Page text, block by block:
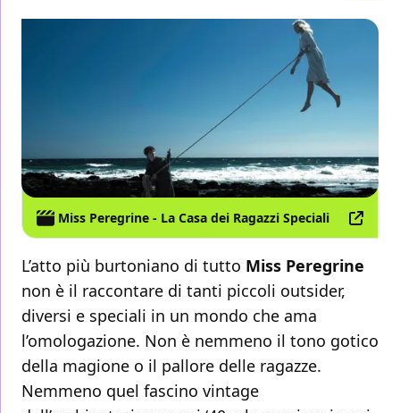
Miss Peregrine - La Casa dei Ragazzi Speciali
L’atto più burtoniano di tutto Miss Peregrine
non è il raccontare di tanti piccoli outsider,
diversi e speciali in un mondo che ama
l’omologazione. Non è nemmeno il tono gotico
della magione o il pallore delle ragazze.
Nemmeno quel fascino vintage